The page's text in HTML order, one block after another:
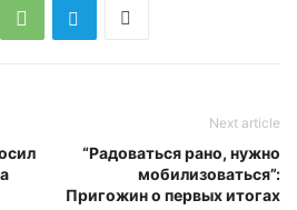
Next article
“Радоваться рано, нужно
мобилизоваться”:
Пригожин о первых итогах